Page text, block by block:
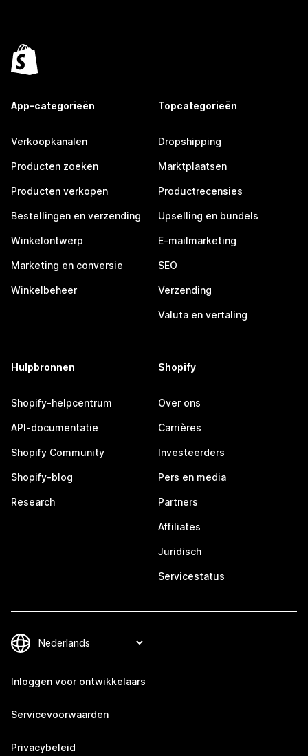
App-categorieën
Verkoopkanalen
Producten zoeken
Producten verkopen
Bestellingen en verzending
Winkelontwerp
Marketing en conversie
Winkelbeheer
Topcategorieën
Dropshipping
Marktplaatsen
Productrecensies
Upselling en bundels
E-mailmarketing
SEO
Verzending
Valuta en vertaling
Hulpbronnen
Shopify-helpcentrum
API-documentatie
Shopify Community
Shopify-blog
Research
Shopify
Over ons
Carrières
Investeerders
Pers en media
Partners
Affiliates
Juridisch
Servicestatus
Inloggen voor ontwikkelaars
Servicevoorwaarden
Privacybeleid